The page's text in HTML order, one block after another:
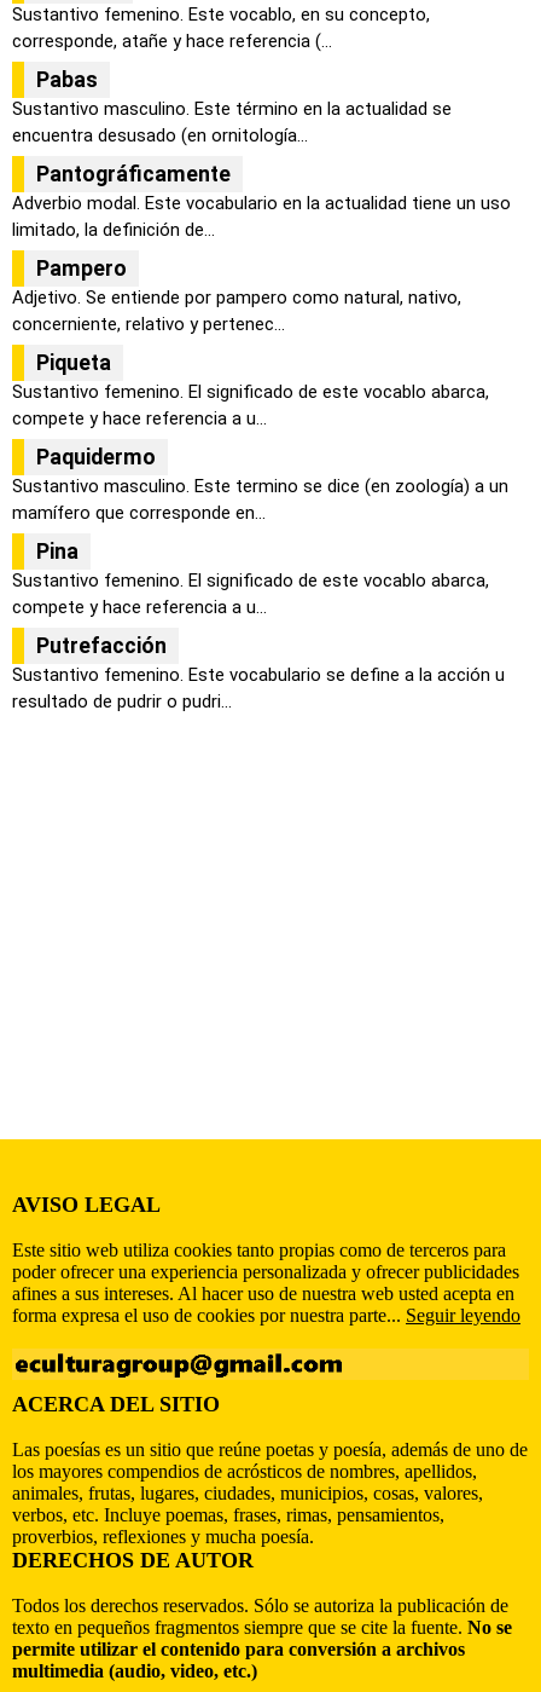
Sustantivo femenino. Este vocablo, en su concepto,
corresponde, atañe y hace referencia (...
Pabas
Sustantivo masculino. Este término en la actualidad se
encuentra desusado (en ornitología...
Pantográficamente
Adverbio modal. Este vocabulario en la actualidad tiene un uso
limitado, la definición de...
Pampero
Adjetivo. Se entiende por pampero como natural, nativo,
concerniente, relativo y pertenec...
Piqueta
Sustantivo femenino. El significado de este vocablo abarca,
compete y hace referencia a u...
Paquidermo
Sustantivo masculino. Este termino se dice (en zoología) a un
mamífero que corresponde en...
Pina
Sustantivo femenino. El significado de este vocablo abarca,
compete y hace referencia a u...
Putrefacción
Sustantivo femenino. Este vocabulario se define a la acción u
resultado de pudrir o pudri...
AVISO LEGAL
Este sitio web utiliza cookies tanto propias como de terceros para
poder ofrecer una experiencia personalizada y ofrecer publicidades
afines a sus intereses. Al hacer uso de nuestra web usted acepta en
forma expresa el uso de cookies por nuestra parte... Seguir leyendo
ACERCA DEL SITIO
Las poesías es un sitio que reúne poetas y poesía, además de uno de
los mayores compendios de acrósticos de nombres, apellidos,
animales, frutas, lugares, ciudades, municipios, cosas, valores,
verbos, etc. Incluye poemas, frases, rimas, pensamientos,
proverbios, reflexiones y mucha poesía.
DERECHOS DE AUTOR
Todos los derechos reservados. Sólo se autoriza la publicación de
texto en pequeños fragmentos siempre que se cite la fuente. No se
permite utilizar el contenido para conversión a archivos
multimedia (audio, video, etc.)